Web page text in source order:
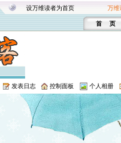
设万维读者为首页 万维
首 页
发表日志 控制面板 个人相册